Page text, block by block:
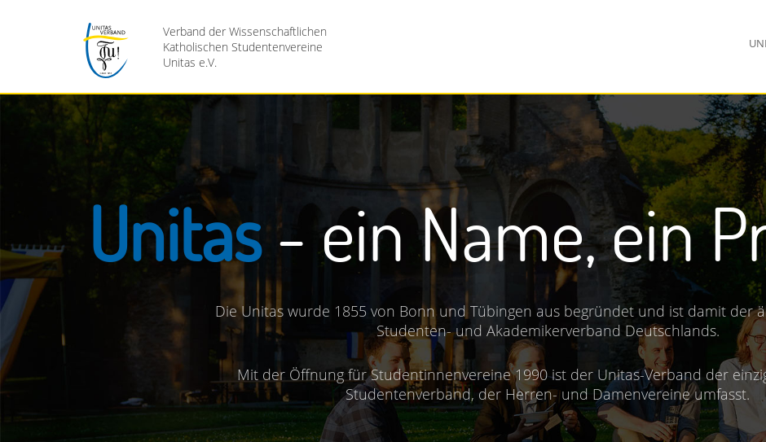
Verband der Wissenschaftlichen
Katholischen Studentenvereine
Unitas e.V.
Gib deinemStudium
Du bist an mehr als nur deinem Studienfach interessiert? Dir sind Werte und
Freunde fürs Leben?
Bei uns bist du richtig!
UNITAS VOR ORT UNSERE PRINZIPIEN